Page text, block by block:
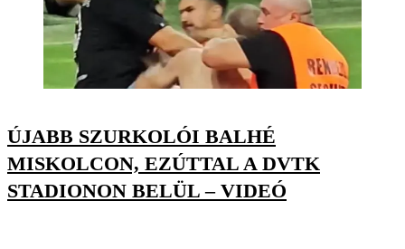
ÚJABB SZURKOLÓI BALHÉ
MISKOLCON, EZÚTTAL A DVTK
STADIONON BELÜL – VIDEÓ